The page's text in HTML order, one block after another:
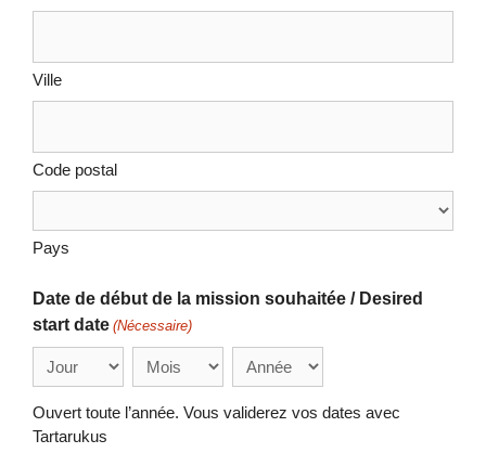
Ville
Code postal
Pays
Date de début de la mission souhaitée / Desired
start date (Nécessaire)
Ouvert toute l’année. Vous validerez vos dates avec
Tartarukus